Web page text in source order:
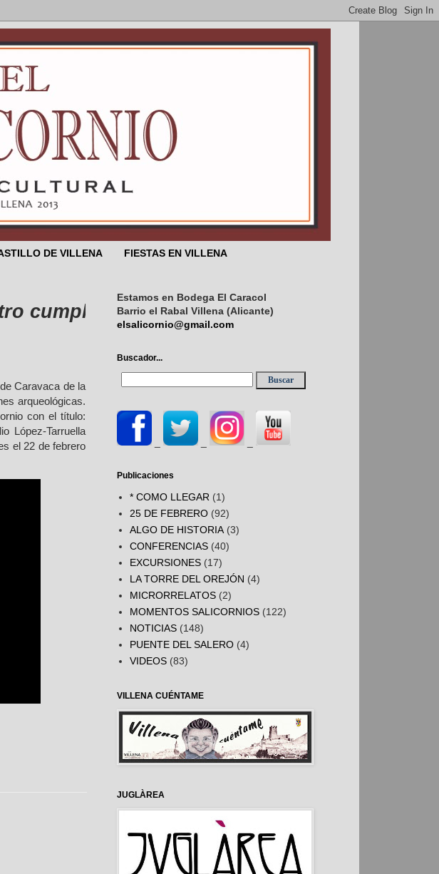
DE VILLENA FIESTAS EN VILLENA
es el 25 de febrero aniversario del
Caravaca de la
arqueológicas.
con el título:
López-Tarruella
el 22 de febrero
Estamos en Bodega El Caracol
Barrio el Rabal Villena (Alicante)
elsalicornio@gmail.com
Buscador...
Publicaciones
* COMO LLEGAR (1)
25 DE FEBRERO (92)
ALGO DE HISTORIA (3)
CONFERENCIAS (40)
EXCURSIONES (17)
LA TORRE DEL OREJÓN (4)
MICRORRELATOS (2)
MOMENTOS SALICORNIOS (122)
NOTICIAS (148)
PUENTE DEL SALERO (4)
VIDEOS (83)
VILLENA CUÉNTAME
JUGLÀREA